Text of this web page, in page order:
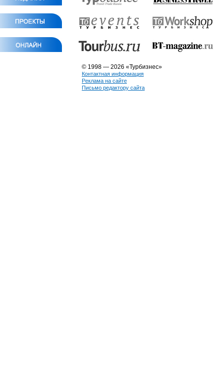
© 1998 — 2026 «Турбизнес»
Контактная информация
Реклама на сайте
Письмо редактору сайта